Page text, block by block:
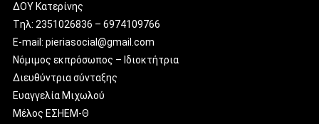
ΔΟΥ Κατερίνης
Tηλ: 2351026836 – 6974109766
E-mail: pieriasocial@gmail.com
Νόμιμος εκπρόσωπος – Ιδιοκτήτρια
Διευθύντρια σύνταξης
Ευαγγελία Μιχωλού
Μέλος ΕΣΗΕΜ-Θ